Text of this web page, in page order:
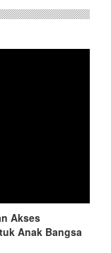
Akses
Anak Bangsa